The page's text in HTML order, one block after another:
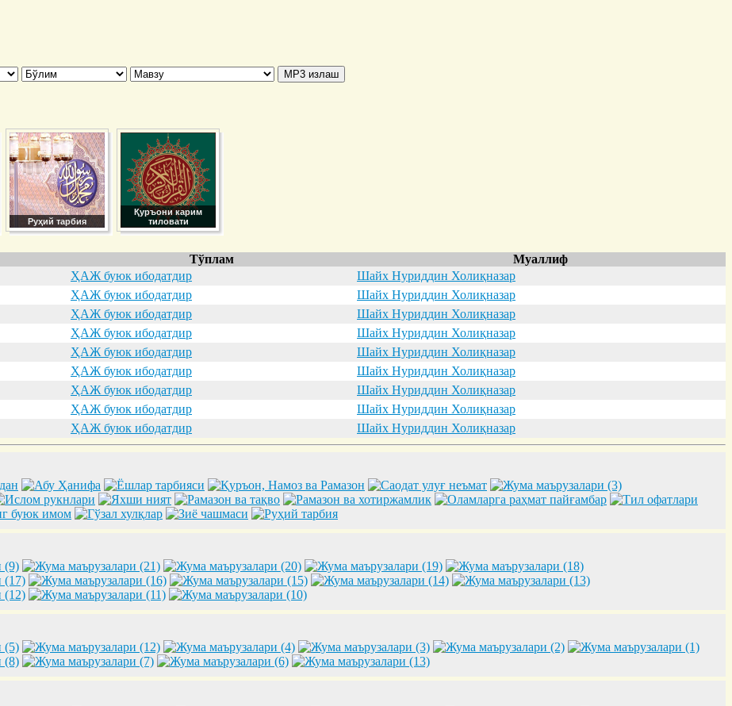
Руҳий тарбия
Қуръони карим
тиловати
Тўплам
Муаллиф
ҲАЖ буюк ибодатдир
Шайх Нуриддин Холиқназар
ҲАЖ буюк ибодатдир
Шайх Нуриддин Холиқназар
ҲАЖ буюк ибодатдир
Шайх Нуриддин Холиқназар
ҲАЖ буюк ибодатдир
Шайх Нуриддин Холиқназар
ҲАЖ буюк ибодатдир
Шайх Нуриддин Холиқназар
ҲАЖ буюк ибодатдир
Шайх Нуриддин Холиқназар
ҲАЖ буюк ибодатдир
Шайх Нуриддин Холиқназар
ҲАЖ буюк ибодатдир
Шайх Нуриддин Холиқназар
ҲАЖ буюк ибодатдир Шайх Нуриддин Холиқназар